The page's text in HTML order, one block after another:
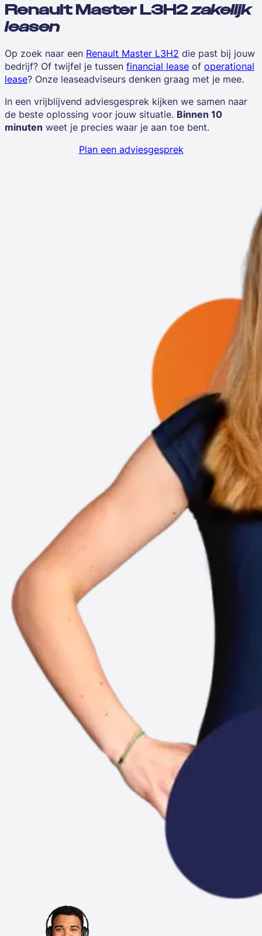
Renault Master L3H2zakelijk
leasen
Op zoek naar een Renault Master L3H2 die past bij jouw
bedrijf? Of twijfel je tussen financial lease of operational
lease? Onze leaseadviseurs denken graag met je mee.
In een vrijblijvend adviesgesprek kijken we samen naar
de beste oplossing voor jouw situatie. Binnen 10
minuten weet je precies waar je aan toe bent.
Plan een adviesgesprek